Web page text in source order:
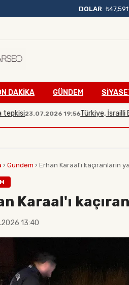
DOLAR
DAKIKA GÜNDEM
23.07.2026 19:56Türkiye, İsrailli
› Gündem › Erhan Karaal'ı kaçıranların
Karaal'ı
13:40